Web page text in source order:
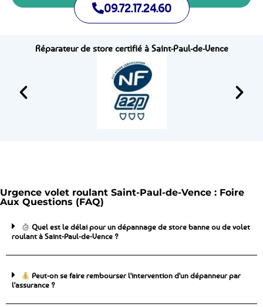
09.72.17.24.60
Réparateur de store certifié à Saint-Paul-de-Vence
Urgence volet roulant Saint-Paul-de-Vence : Foire
Aux Questions (FAQ)
Quel est le délai pour un dépannage de store banne ou de volet
roulant à Saint-Paul-de-Vence ?
Peut-on se faire rembourser l'intervention d'un dépanneur par
l'assurance ?